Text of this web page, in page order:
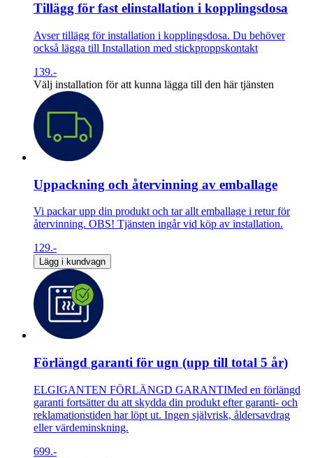
Tillägg för fast elinstallation i kopplingsdosa
Avser tillägg för installation i kopplingsdosa. Du behöver
också lägga till Installation med stickproppskontakt
139.-
Välj installation för att kunna lägga till den här tjänsten
Uppackning och återvinning av emballage
Vi packar upp din produkt och tar allt emballage i retur för
återvinning. OBS! Tjänsten ingår vid köp av installation.
129.-
Lägg i kundvagn
Förlängd garanti för ugn (upp till total 5 år)
ELGIGANTEN FÖRLÄNGD GARANTIMed en förlängd
garanti fortsätter du att skydda din produkt efter garanti- och
reklamationstiden har löpt ut. Ingen självrisk, åldersavdrag
eller värdeminskning.
699.-